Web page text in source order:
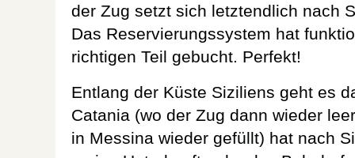
der Zug setzt sich letztendlich nach
Das Reservierungssystem hat
richtigen Teil gebucht. Perfekt!
Entlang der Küste Siziliens geht es
Catania (wo der Zug dann wieder
in Messina wieder gefüllt) hat nach